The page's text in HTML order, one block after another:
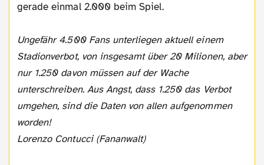
gerade einmal 2.000 beim Spiel.
Ungefähr 4.500 Fans unterliegen aktuell einem
Stadionverbot, von insgesamt über 20 Milionen, aber
nur 1.250 davon müssen auf der Wache
unterschreiben. Aus Angst, dass 1.250 das Verbot
umgehen, sind die Daten von allen aufgenommen
worden!
Lorenzo Contucci (Fananwalt)